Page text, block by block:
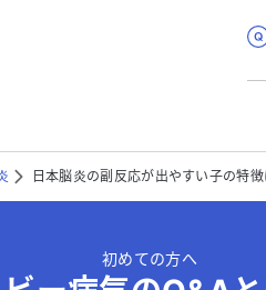
日本脳炎の副反応が出やすい子の特
初めての方へ